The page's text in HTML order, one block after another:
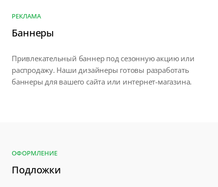
РЕКЛАМА
Баннеры
Привлекательный баннер под сезонную акцию или
распродажу. Наши дизайнеры готовы разработать
баннеры для вашего сайта или интернет-магазина.
ОФОРМЛЕНИЕ
Подложки